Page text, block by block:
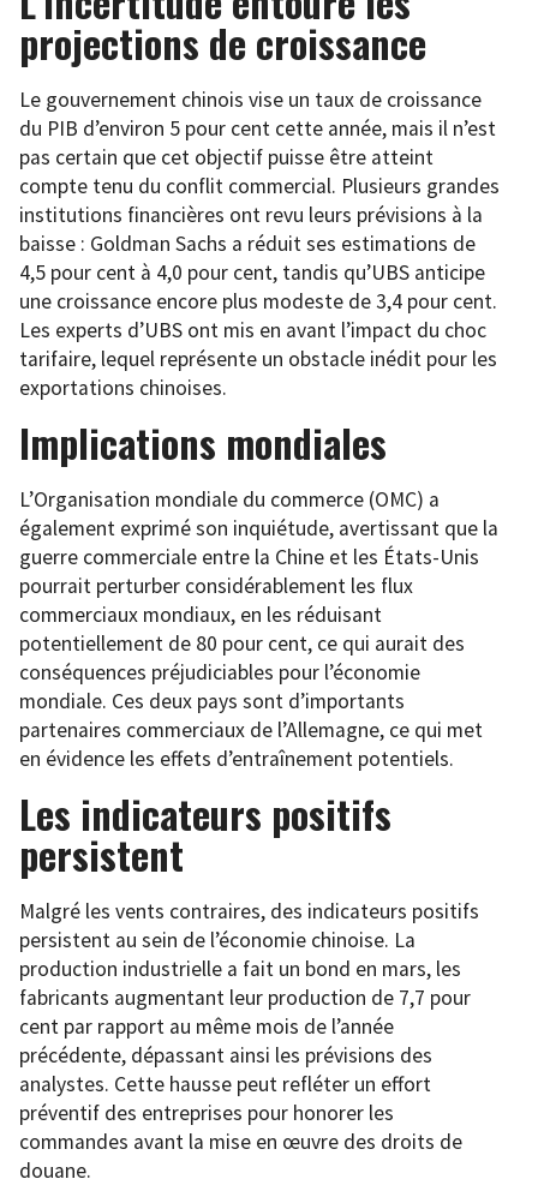
projections de croissance
Le gouvernement chinois vise un taux de croissance
du PIB d’environ 5 pour cent cette année, mais il n’est
pas certain que cet objectif puisse être atteint
compte tenu du conflit commercial. Plusieurs grandes
institutions financières ont revu leurs prévisions à la
baisse : Goldman Sachs a réduit ses estimations de
4,5 pour cent à 4,0 pour cent, tandis qu’UBS anticipe
une croissance encore plus modeste de 3,4 pour cent.
Les experts d’UBS ont mis en avant l’impact du choc
tarifaire, lequel représente un obstacle inédit pour les
exportations chinoises.
Implications mondiales
L’Organisation mondiale du commerce (OMC) a
également exprimé son inquiétude, avertissant que la
guerre commerciale entre la Chine et les États-Unis
pourrait perturber considérablement les flux
commerciaux mondiaux, en les réduisant
potentiellement de 80 pour cent, ce qui aurait des
conséquences préjudiciables pour l’économie
mondiale. Ces deux pays sont d’importants
partenaires commerciaux de l’Allemagne, ce qui met
en évidence les effets d’entraînement potentiels.
Les indicateurs positifs
persistent
Malgré les vents contraires, des indicateurs positifs
persistent au sein de l’économie chinoise. La
production industrielle a fait un bond en mars, les
fabricants augmentant leur production de 7,7 pour
cent par rapport au même mois de l’année
précédente, dépassant ainsi les prévisions des
analystes. Cette hausse peut refléter un effort
préventif des entreprises pour honorer les
commandes avant la mise en œuvre des droits de
douane.